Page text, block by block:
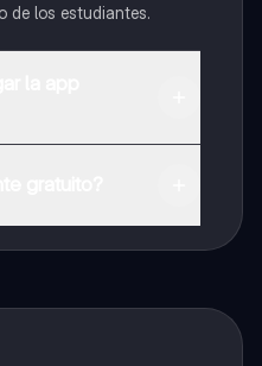
de los estudiantes.